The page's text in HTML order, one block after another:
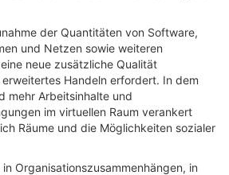
der Quantitäten von Software,
und Netzen sowie weiteren
neue zusätzliche Qualität
Handeln erfordert. In dem
mehr Arbeitsinhalte und
im virtuellen Raum verankert
Räume und die Möglichkeiten sozialer
Organisationszusammenhängen, in